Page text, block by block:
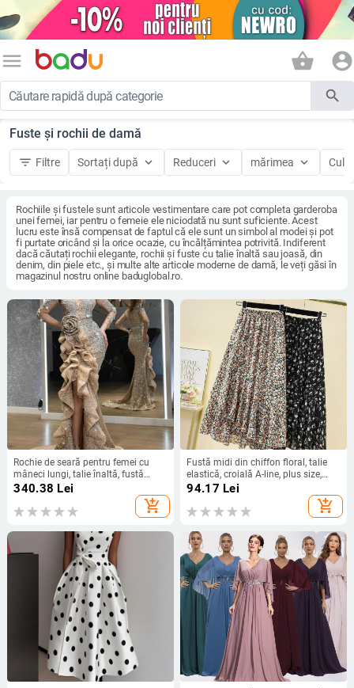
menu shopping_basket account_circle
search
Fuste și rochii de damă
filter_list Filtre Sortați după keyboard_arrow_down Reduceri keyboard_arrow_down mărimea keyboard_arrow_down
Rochiile și fustele sunt articole vestimentare care pot completa garderoba
unei femei, iar pentru o femeie ele niciodată nu sunt suficiente. Acest
lucru este însă compensat de faptul că ele sunt un simbol al modei și pot
fi purtate oricând și la orice ocazie, cu încălțămintea potrivită. Indiferent
dacă căutați rochii elegante, rochii și fuste cu talie înaltă sau joasă, din
denim, din piele etc., și multe alte articole moderne de damă, le veți găsi în
magazinul nostru online baduglobal.ro.
Rochie de seară pentru femei cu
mâneci lungi, talie înaltă, fustă
lungă, țesătură spray metalică,
340.38 Lei
add_shopping_cart
Fustă midi din chiffon floral, talie
elastică, croială A-line, plus size,
siluetă drapată
94.17 Lei
add_shopping_cart